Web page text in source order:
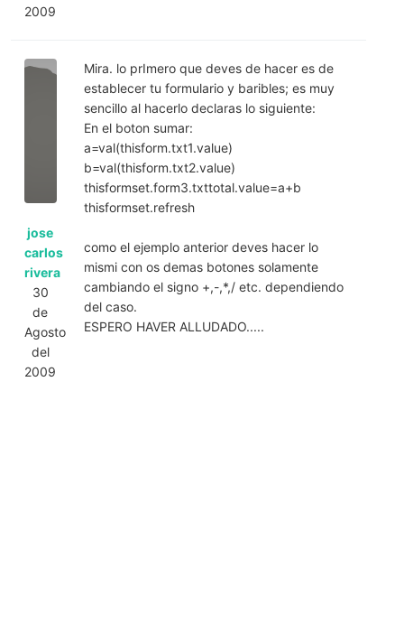
2009
jose
carlos
rivera
30
de
Agosto
del
2009
Mira. lo prImero que deves de hacer es de
establecer tu formulario y baribles; es muy
sencillo al hacerlo declaras lo siguiente:
En el boton sumar:
a=val(thisform.txt1.value)
b=val(thisform.txt2.value)
thisformset.form3.txttotal.value=a+b
thisformset.refresh
como el ejemplo anterior deves hacer lo
mismi con os demas botones solamente
cambiando el signo +,-,*,/ etc. dependiendo
del caso.
ESPERO HAVER ALLUDADO.....